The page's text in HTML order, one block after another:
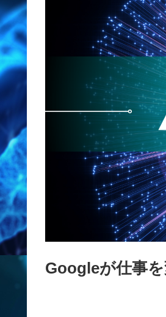
Googleが仕事